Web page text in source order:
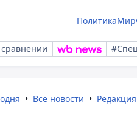
ПолитикаМир
Все новости